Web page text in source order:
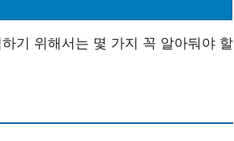
기 위해서는 몇 가지 꼭 알아둬야 할